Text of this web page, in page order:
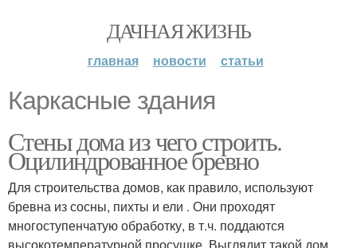
ДАЧНАЯ ЖИЗНЬ
главная новости статьи
Каркасные здания
Стены дома из чего строить.
Оцилиндрованное бревно
Для строительства домов, как правило, используют
бревна из сосны, пихты и ели . Они проходят
многоступенчатую обработку, в т.ч. поддаются